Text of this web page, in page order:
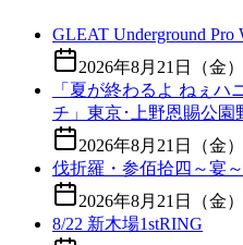
GLEAT Underground
2026年8月21日（金）
「夏が終わるよ ねぇハ
チ」東京･上野恩賜公園
2026年8月21日（金）
伐折羅・参佰拾四～宴～
2026年8月21日（金）
8/22 新木場1stRING